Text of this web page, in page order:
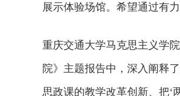
展示体验场馆。希望通过有
重庆交通大学马克思主义学
院》主题报告中，深入阐释
思政课的教学改革创新、把‘